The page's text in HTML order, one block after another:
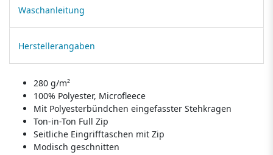
Waschanleitung
Herstellerangaben
280 g/m²
100% Polyester, Microfleece
Mit Polyesterbündchen eingefasster Stehkragen
Ton-in-Ton Full Zip
Seitliche Eingrifftaschen mit Zip
Modisch geschnitten